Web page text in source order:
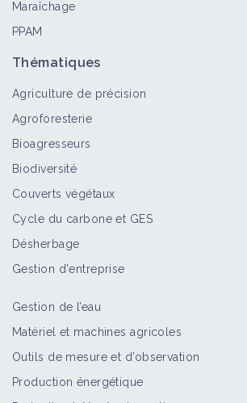
Maraîchage
PPAM
Thématiques
Agriculture de précision
Agroforesterie
Bioagresseurs
Biodiversité
Couverts végétaux
Cycle du carbone et GES
Désherbage
Gestion d'entreprise
Gestion de l’eau
Matériel et machines agricoles
Outils de mesure et d’observation
Production énergétique